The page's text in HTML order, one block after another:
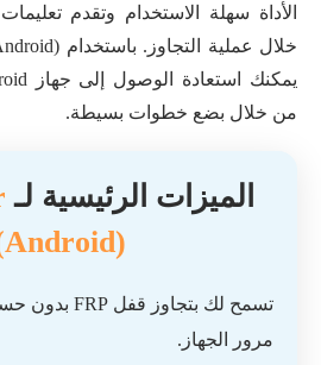
الأداة سهلة الاستخدام وتقدم
من خلال بضع خطوات بسيطة.
الميزات الرئيسية لـ
مرور الجهاز.